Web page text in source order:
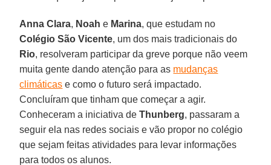
Anna Clara, Noah e Marina, que estudam no
Colégio São Vicente, um dos mais tradicionais do
Rio, resolveram participar da greve porque não veem
muita gente dando atenção para as mudanças
climáticas e como o futuro será impactado.
Concluíram que tinham que começar a agir.
Conheceram a iniciativa deThunberg, passaram a
seguir ela nas redes sociais e vão propor no colégio
que sejam feitas atividades para levar informações
para todos os alunos.